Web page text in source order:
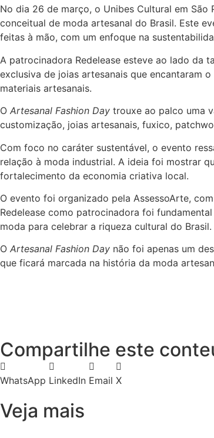
No dia 26 de março, o Unibes Cultural em
conceitual de moda artesanal do Brasil. Este
feitas à mão, com um enfoque na
A patrocinadora Redelease esteve ao lado da
exclusiva de joias artesanais que encantaram
materiais artesanais.
O Artesanal Fashion Day trouxe ao palco uma
customização, joias artesanais, fuxico,
Com foco no caráter sustentável, o evento
relação à moda industrial. A ideia foi mostrar
fortalecimento da economia criativa local.
O evento foi organizado pela AssessoArte,
Redelease como patrocinadora foi
moda para celebrar a riqueza cultural do Brasil.
O Artesanal Fashion Day não foi apenas um
que ficará marcada na história da moda
Compartilhe este
WhatsApp LinkedIn Email X
Veja mais